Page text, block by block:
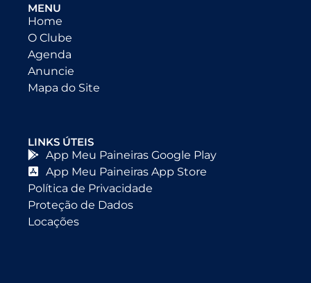
MENU
Home
O Clube
Agenda
Anuncie
Mapa do Site
LINKS ÚTEIS
App Meu Paineiras Google Play
App Meu Paineiras App Store
Política de Privacidade
Proteção de Dados
Locações